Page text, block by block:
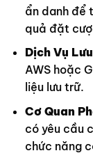
ẩn danh để
quả đặt
Dịch Vụ
AWS hoặc
liệu lưu trữ.
Cơ Quan
có yêu cầu
chức năng